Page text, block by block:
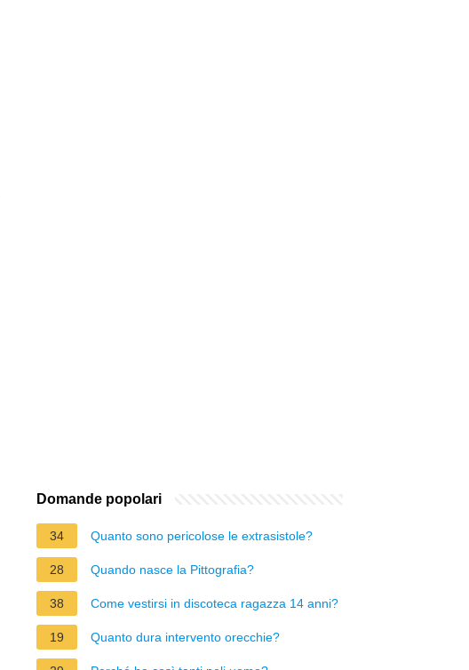
Domande popolari
34 Quanto sono pericolose le extrasistole?
28 Quando nasce la Pittografia?
38 Come vestirsi in discoteca ragazza 14 anni?
19 Quanto dura intervento orecchie?